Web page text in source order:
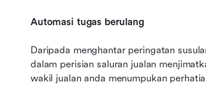
Automasi tugas berulang
Daripada menghantar peringatan
dalam perisian saluran jualan
wakil jualan anda menumpukan